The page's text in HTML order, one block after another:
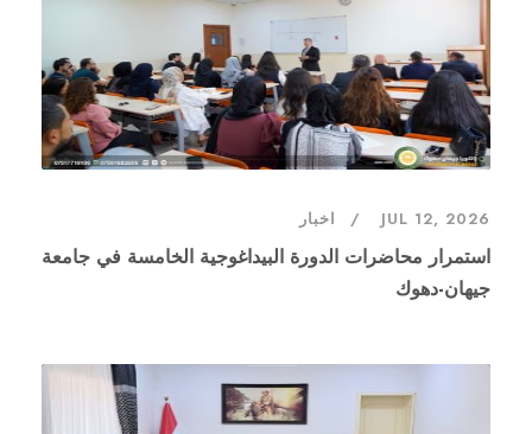
JUL 12, 2026 اخبار
استمرار محاضرات الدورة البيداغوجية الخامسة في جامعة
جيهان-دهوك